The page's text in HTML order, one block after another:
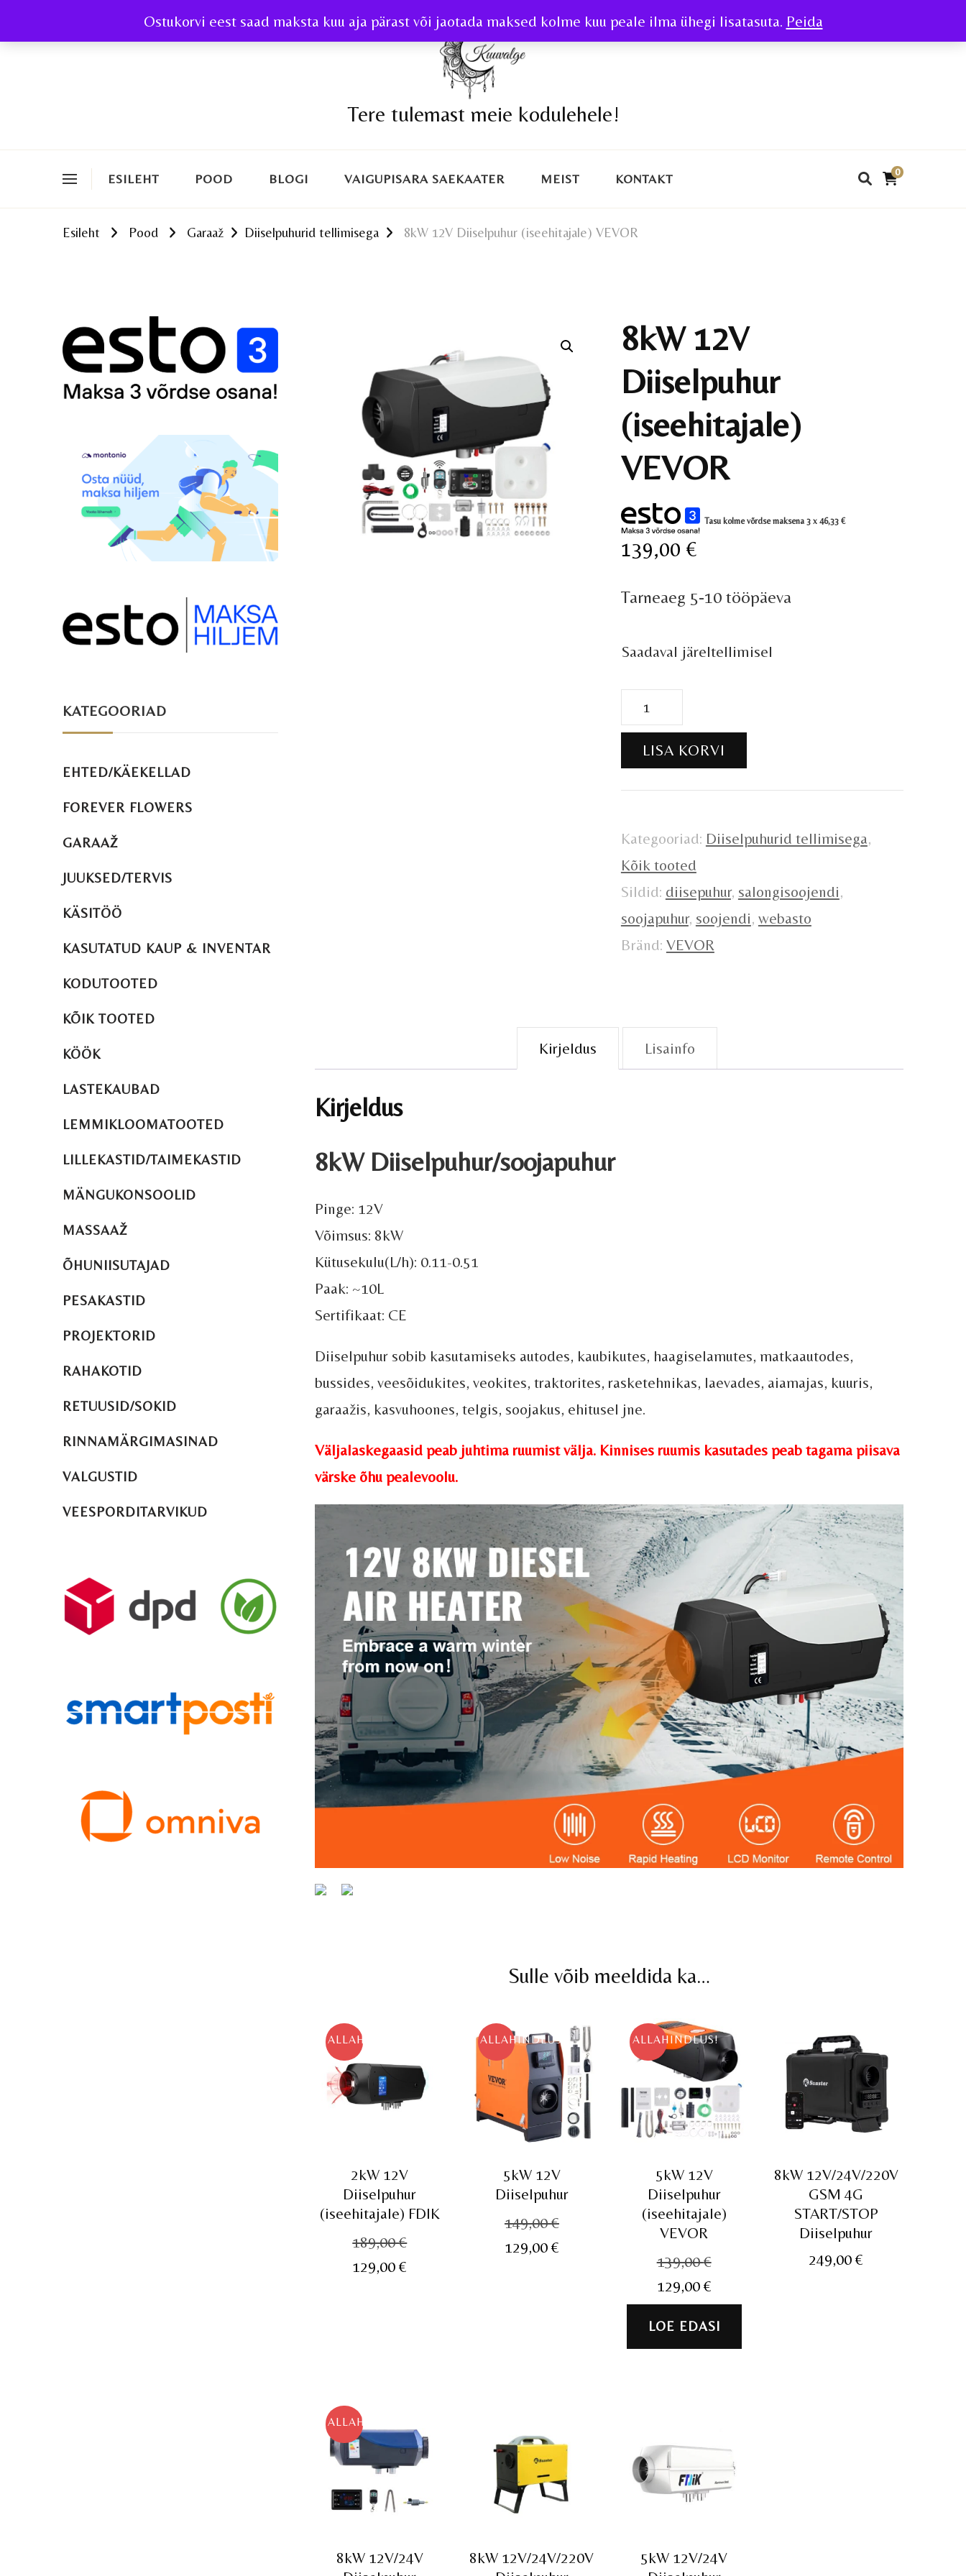
Ostukorvi eest saad maksta kuu aja pärast või jaotada maksed kolme kuu peale ilma ühegi lisatasuta. Peida
Tere tulemast meie kodulehele!
ESILEHT POOD BLOGI VAIGUPISARA SAEKAATER MEIST KONTAKT
0
Esileht Pood Garaaž Diiselpuhurid tellimisega 8kW 12V Diiselpuhur (iseehitajale) VEVOR
8kW 12V
Diiselpuhur
(iseehitajale)
VEVOR
Tasu kolme võrdse maksena 3 x 46,33 €
139,00 €
Tarneaeg 5-10 tööpäeva
Saadaval järeltellimisel
8kW
12V
Diiselpuhur
(iseehitajale)
LISA KORVI
Kategooriad: Diiselpuhurid tellimisega,
Kõik tooted
Sildid: diisepuhur, salongisoojendi,
soojapuhur, soojendi, webasto
Bränd: VEVOR
Kirjeldus Lisainfo
Kirjeldus
8kW Diiselpuhur/soojapuhur
Pinge: 12V
Võimsus: 8kW
Kütusekulu(L/h): 0.11-0.51
Paak: ~10L
Sertifikaat: CE
Diiselpuhur sobib kasutamiseks autodes, kaubikutes, haagiselamutes, matkaautodes,
bussides, veesõidukites, veokites, traktorites, rasketehnikas, laevades, aiamajas, kuuris,
garaažis, kasvuhoones, telgis, soojakus, ehitusel jne.
Väljalaskegaasid peab juhtima ruumist välja. Kinnises ruumis kasutades peab tagama piisava
värske õhu pealevoolu.
Sulle võib meeldida ka…
ALLAHINDLUS!
2kW 12V
Diiselpuhur
(iseehitajale) FDIK
189,00€
129,00€
ALLAHINDLUS!
5kW 12V
Diiselpuhur
149,00€
129,00 €
ALLAHINDLUS!
5kW 12V
Diiselpuhur
(iseehitajale)
VEVOR
139,00€
oli:
139,00 €.
129,00 €
hind
on:
129,00 €.
LOE EDASI
8kW 12V/24V/220V
GSM 4G
START/STOP
Diiselpuhur
249,00€
ALLAHINDLUS!
8kW 12V/24V
8kW 12V/24V/220V
5kW 12V/24V
KATEGOORIAD
EHTED/KÄEKELLAD
FOREVER FLOWERS
GARAAŽ
JUUKSED/TERVIS
KÄSITÖÖ
KASUTATUD KAUP & INVENTAR
KODUTOOTED
KÕIK TOOTED
KÖÖK
LASTEKAUBAD
LEMMIKLOOMATOOTED
LILLEKASTID/TAIMEKASTID
MÄNGUKONSOOLID
MASSAAŽ
ÕHUNIISUTAJAD
PESAKASTID
PROJEKTORID
RAHAKOTID
RETUUSID/SOKID
RINNAMÄRGIMASINAD
VALGUSTID
VEESPORDITARVIKUD